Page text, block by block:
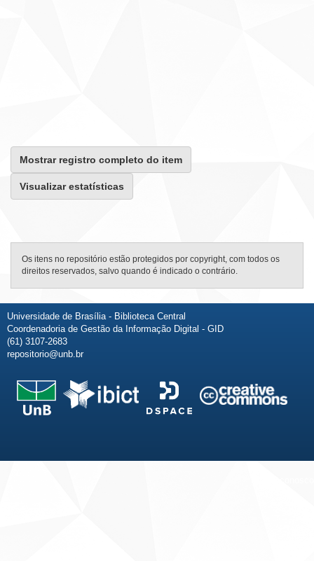
Mostrar registro completo do item
Visualizar estatísticas
Os itens no repositório estão protegidos por copyright, com todos os
direitos reservados, salvo quando é indicado o contrário.
Universidade de Brasília - Biblioteca Central
Coordenadoria de Gestão da Informação Digital - GID
(61) 3107-2683
repositorio@unb.br